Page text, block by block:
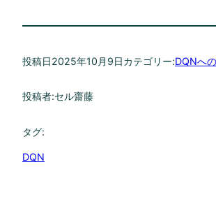
投稿日2025年10月9日カテゴリー:DQNへ
投稿者:セル齋藤
タグ:
DQN